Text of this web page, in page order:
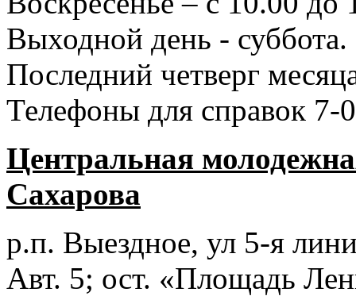
Выходной день - суббота.
Последний четверг
Телефоны для справок 7-
Центральная
Сахарова
р.п. Выездное, ул 5-я
Авт. 5; ост. «Площадь